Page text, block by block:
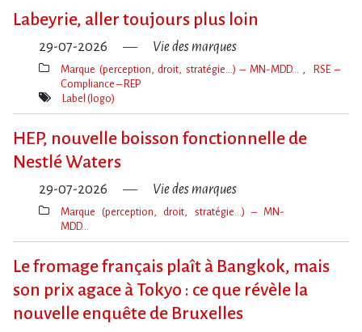
Labeyrie, aller toujours plus loin
29-07-2026 Vie des marques
Thèmes(s)
Marque (perception, droit, stratégie…) – MN-MDD…
RSE –
Compliance – REP
Mot(s)-
Label (logo)
HEP, nouvelle boisson fonctionnelle de
Nestlé Waters
29-07-2026 Vie des marques
Thèmes(s)
Marque (perception, droit, stratégie…) – MN-
MDD…
Le fromage français plaît à Bangkok, mais
son prix agace à Tokyo : ce que révèle la
nouvelle enquête de Bruxelles